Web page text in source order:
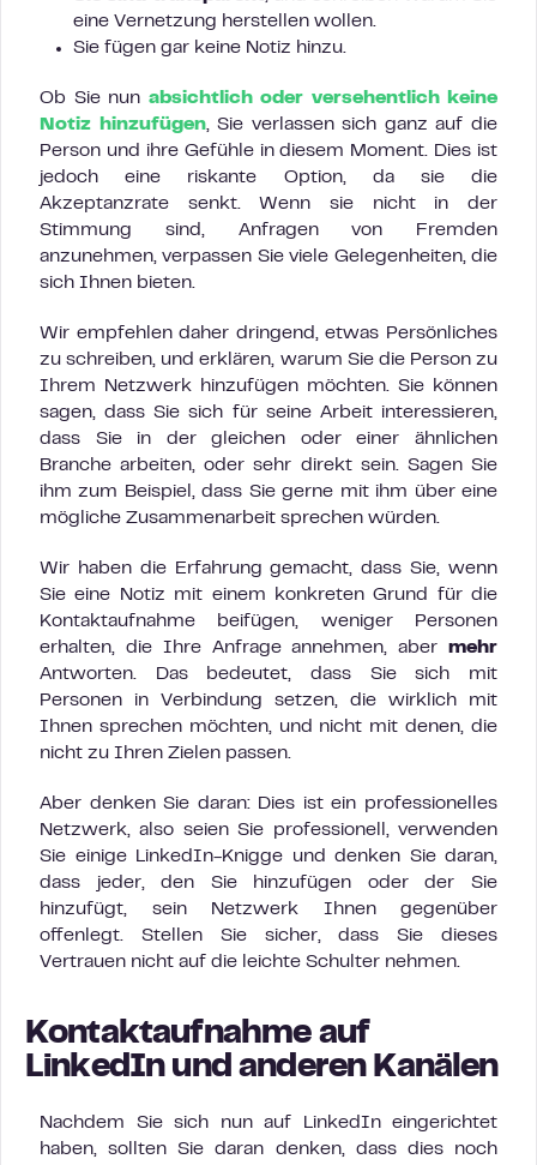
eine Vernetzung herstellen wollen.
Sie fügen gar keine Notiz hinzu.
Ob Sie nun absichtlich oder versehentlich keine
Notiz hinzufügen, Sie verlassen sich ganz auf die
Person und ihre Gefühle in diesem Moment. Dies ist
jedoch eine riskante Option, da sie die
Akzeptanzrate senkt. Wenn sie nicht in der
Stimmung sind, Anfragen von Fremden
anzunehmen, verpassen Sie viele Gelegenheiten, die
sich Ihnen bieten.
Wir empfehlen daher dringend, etwas Persönliches
zu schreiben, und erklären, warum Sie die Person zu
Ihrem Netzwerk hinzufügen möchten. Sie können
sagen, dass Sie sich für seine Arbeit interessieren,
dass Sie in der gleichen oder einer ähnlichen
Branche arbeiten, oder sehr direkt sein. Sagen Sie
ihm zum Beispiel, dass Sie gerne mit ihm über eine
mögliche Zusammenarbeit sprechen würden.
Wir haben die Erfahrung gemacht, dass Sie, wenn
Sie eine Notiz mit einem konkreten Grund für die
Kontaktaufnahme beifügen, weniger Personen
erhalten, die Ihre Anfrage annehmen, aber mehr
Antworten. Das bedeutet, dass Sie sich mit
Personen in Verbindung setzen, die wirklich mit
Ihnen sprechen möchten, und nicht mit denen, die
nicht zu Ihren Zielen passen.
Aber denken Sie daran: Dies ist ein professionelles
Netzwerk, also seien Sie professionell, verwenden
Sie einige LinkedIn-Knigge und denken Sie daran,
dass jeder, den Sie hinzufügen oder der Sie
hinzufügt, sein Netzwerk Ihnen gegenüber
offenlegt. Stellen Sie sicher, dass Sie dieses
Vertrauen nicht auf die leichte Schulter nehmen.
Kontaktaufnahme auf
LinkedIn und anderen Kanälen
Nachdem Sie sich nun auf LinkedIn eingerichtet
haben, sollten Sie daran denken, dass dies noch